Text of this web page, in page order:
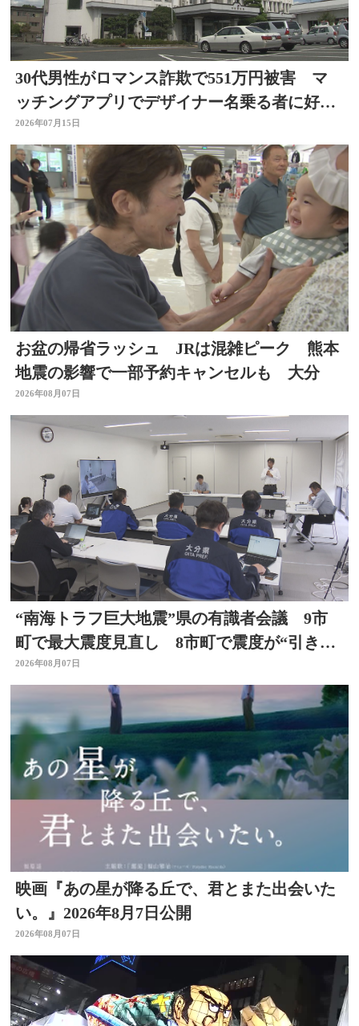
30代男性がロマンス詐欺で551万円被害 マ
ッチングアプリでデザイナー名乗る者に好意
抱く 大分
2026年07月15日
お盆の帰省ラッシュ JRは混雑ピーク 熊本
地震の影響で一部予約キャンセルも 大分
2026年08月07日
“南海トラフ巨大地震”県の有識者会議 9市
町で最大震度見直し 8市町で震度が“引き上
げ” 大分
2026年08月07日
映画『あの星が降る丘で、君とまた出会いた
い。』2026年8月7日公開
2026年08月07日